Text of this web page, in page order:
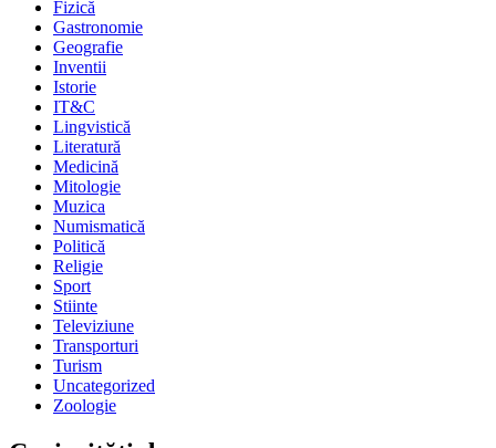
Fizică
Gastronomie
Geografie
Inventii
Istorie
IT&C
Lingvistică
Literatură
Medicină
Mitologie
Muzica
Numismatică
Politică
Religie
Sport
Stiinte
Televiziune
Transporturi
Turism
Uncategorized
Zoologie